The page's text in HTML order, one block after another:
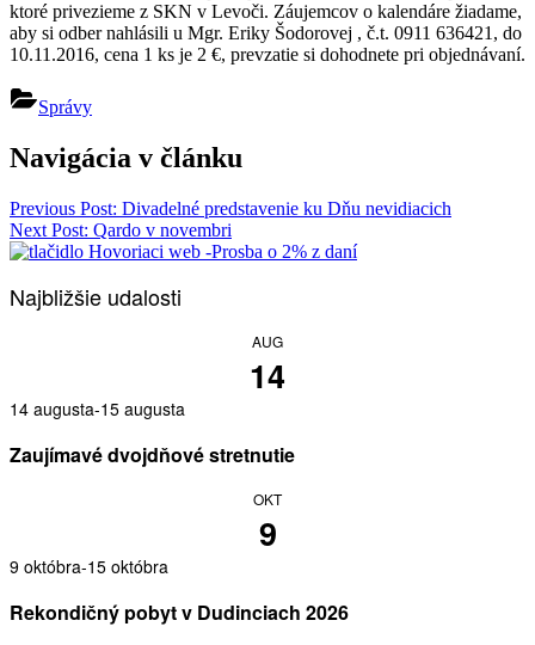
ktoré privezieme z SKN v Levoči. Záujemcov o kalendáre žiadame,
aby si odber nahlásili u Mgr. Eriky Šodorovej , č.t. 0911 636421, do
10.11.2016, cena 1 ks je 2 €, prevzatie si dohodnete pri objednávaní.
Správy
Navigácia v článku
Previous Post: Divadelné predstavenie ku Dňu nevidiacich
Next Post: Qardo v novembri
Najbližšie udalosti
AUG
14
14 augusta-15 augusta
Zaujímavé dvojdňové stretnutie
OKT
9
9 októbra-15 októbra
Rekondičný pobyt v Dudinciach 2026